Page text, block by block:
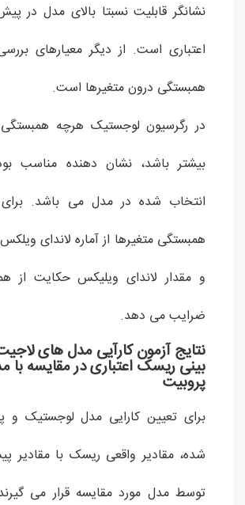
نشانگر قابلیت نسبتا بالای مدل در
اعتباری است. از دیگر معیارهای
همبستگی درون متغیرها است.
در رگرسیون لوجستیک هرچه همبستگی
بیشتر باشد، نشان دهنده مناسب
انتخاب شده در مدل می باشد.
همبستگی متغیرها از آماره لاندای
و مقدار لاندای ویلیکس حکایت از
ضرایب می دهد.
نتایج آزمون کارآیی مدل های
بینی ریسک اعتباری در مقایسه با
پروبیت
برای تعیین کارایی مدل لوجستیک و
شده، مقادیر واقعی ریسک با مقادیر
توسط مدل مورد مقایسه قرار می